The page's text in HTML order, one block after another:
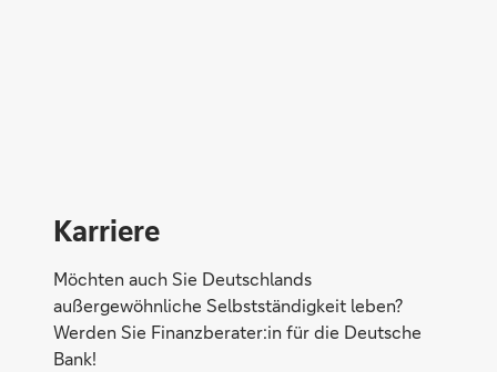
Karriere
Möchten auch Sie Deutschlands
außergewöhnliche Selbstständigkeit leben?
Werden Sie Finanzberater:in für die Deutsche
Bank!